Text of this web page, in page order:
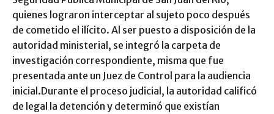
quienes lograron interceptar al sujeto poco después
de cometido el ilícito. Al ser puesto a disposición de la
autoridad ministerial, se integró la carpeta de
investigación correspondiente, misma que fue
presentada ante un Juez de Control para la audiencia
inicial.Durante el proceso judicial, la autoridad calificó
de legal la detención y determinó que existían